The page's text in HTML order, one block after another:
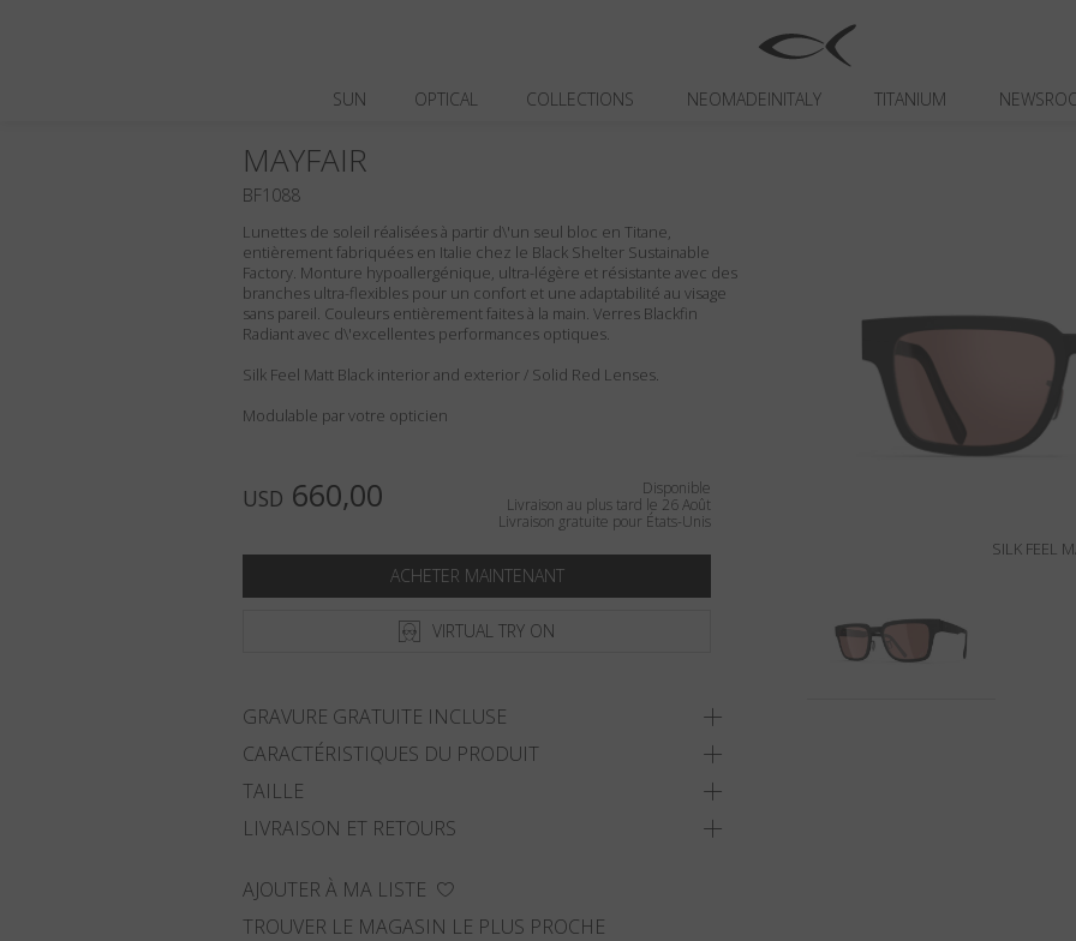
SUN OPTICAL COLLECTIONS NEOMADEINITALY TITANIUM
SILK FEEL
Lunettes de soleil réalisées à partir d\'un seul bloc en Titane,
entièrement fabriquées en Italie chez le Black Shelter Sustainable
Factory. Monture hypoallergénique, ultra-légère et résistante avec des
branches ultra-flexibles pour un confort et une adaptabilité au visage
sans pareil. Couleurs entièrement faites à la main. Verres Blackfin
Radiant avec d\'excellentes performances optiques.
Silk Feel Matt Black interior and exterior / Solid Red Lenses.
Modulable par votre opticien
USD 660,00
Disponible
Livraison au plus tard le 26 Août
Livraison gratuite pour États-Unis
ACHETER MAINTENANT
VIRTUAL TRY ON
GRAVURE GRATUITE INCLUSE
CARACTÉRISTIQUES DU PRODUIT
TAILLE
LIVRAISON ET RETOURS
AJOUTER À MA LISTE
TROUVER LE MAGASIN LE PLUS PROCHE
MAYFAIR
BF1088